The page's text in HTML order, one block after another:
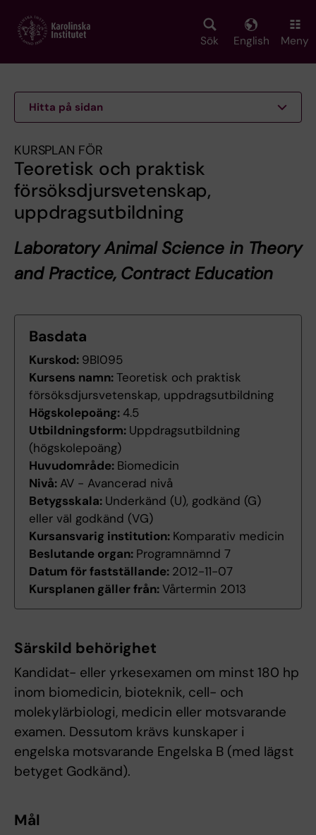
main
Sök English Meny
Hitta på sidan
KURSPLAN FÖR
Teoretisk och praktisk
försöksdjursvetenskap,
uppdragsutbildning
Laboratory Animal Science in Theory
and Practice, Contract Education
Basdata
Kurskod: 9BI095
Kursens namn:Teoretisk och praktisk
försöksdjursvetenskap, uppdragsutbildning
Högskolepoäng:4.5
Utbildningsform: Uppdragsutbildning
(högskolepoäng)
Huvudområde: Biomedicin
Nivå: AV - Avancerad nivå
Betygsskala: Underkänd (U), godkänd (G)
eller väl godkänd (VG)
Kursansvarig institution: Komparativ medicin
Beslutande organ: Programnämnd 7
Datum för fastställande: 2012-11-07
Kursplanen gäller från:Vårtermin 2013
Särskild behörighet
Kandidat- eller yrkesexamen om minst 180 hp
inom biomedicin, bioteknik, cell- och
molekylärbiologi, medicin eller motsvarande
examen. Dessutom krävs kunskaper i
engelska motsvarande Engelska B (med lägst
betyget Godkänd).
Mål